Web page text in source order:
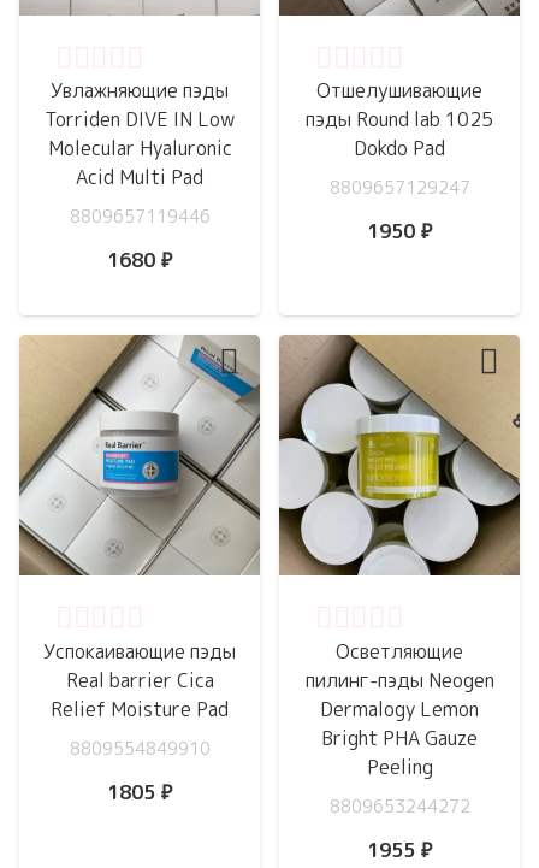
Увлажняющие пэды
Torriden DIVE IN Low
Molecular Hyaluronic
Acid Multi Pad
8809657119446
1680 ₽
Отшелушивающие
пэды Round lab 1025
Dokdo Pad
8809657129247
1950 ₽
Успокаивающие пэды
Real barrier Cica
Relief Moisture Pad
8809554849910
1805 ₽
Осветляющие
пилинг-пэды Neogen
Dermalogy Lemon
Bright PHA Gauze
Peeling
8809653244272
1955 ₽